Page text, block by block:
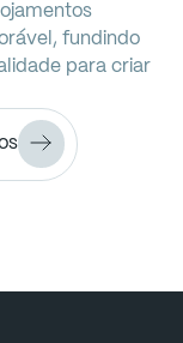
fundindo
para criar